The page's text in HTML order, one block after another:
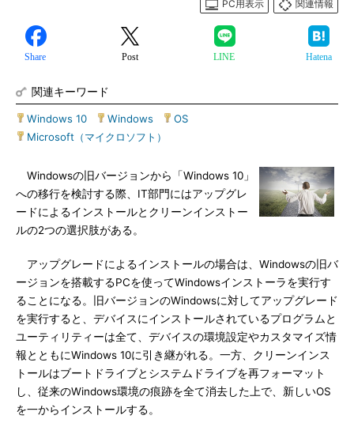
PC用表示
関連情報
Share Post LINE Hatena
関連キーワード
Windows 10 Windows OS
Microsoft（マイクロソフト）
Windowsの旧バージョンから「Windows 10」
への移行を検討する際、IT部門にはアップグレ
ードによるインストールとクリーンインストー
ルの2つの選択肢がある。
アップグレードによるインストールの場合は、Windowsの旧バ
ージョンを搭載するPCを使ってWindowsインストーラを実行す
ることになる。旧バージョンのWindowsに対してアップグレード
を実行すると、デバイスにインストールされているプログラムと
ユーティリティーは全て、デバイスの環境設定やカスタマイズ情
報とともにWindows 10に引き継がれる。一方、クリーンインス
トールはブートドライブとシステムドライブを再フォーマット
し、従来のWindows環境の痕跡を全て消去した上で、新しいOS
を一からインストールする。